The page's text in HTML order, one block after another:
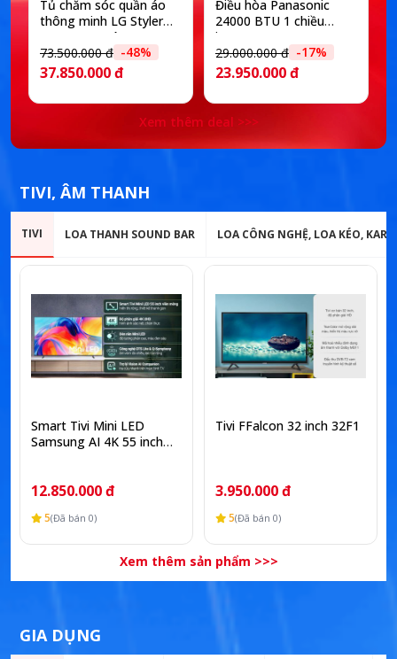
Tủ chăm sóc quần áo
thông minh LG Styler
Inverter 5 móc
SC5GMR80H
73.500.000 đ -48%
37.850.000 đ
Điều hòa Panasonic
24000 BTU 1 chiều
inverter RU24CKH-8D
29.000.000 đ -17%
23.950.000 đ
Xem thêm deal >>>
TIVI, ÂM THANH
TIVI LOA THANH SOUND BAR LOA CÔNG NGHỆ, LOA KÉO,
Smart Tivi Mini LED
Samsung AI 4K 55 inch
12.850.000 đ
5(Đã bán 0)
Tivi FFalcon 32 inch 32F1
3.950.000 đ
5(Đã bán 0)
Xem thêm sản phẩm >>>
GIA DỤNG